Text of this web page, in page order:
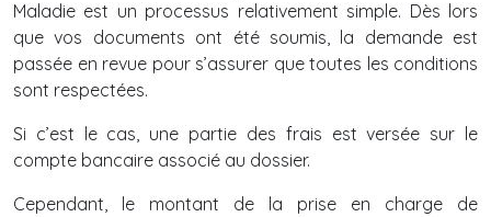
Maladie est un processus relativement simple. Dès lors
que vos documents ont été soumis, la demande est
passée en revue pour s’assurer que toutes les conditions
sont respectées.
Si c’est le cas, une partie des frais est versée sur le
compte bancaire associé au dossier.
Cependant, le montant de la prise en charge de